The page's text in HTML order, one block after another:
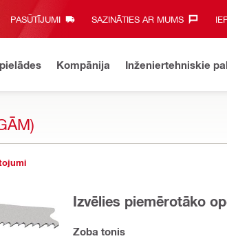
PASŪTĪJUMI SAZINĀTIES AR MUMS‎
Kompānija Inženiertehniskie
Izvēlies piemērotāko
Zoba tonis